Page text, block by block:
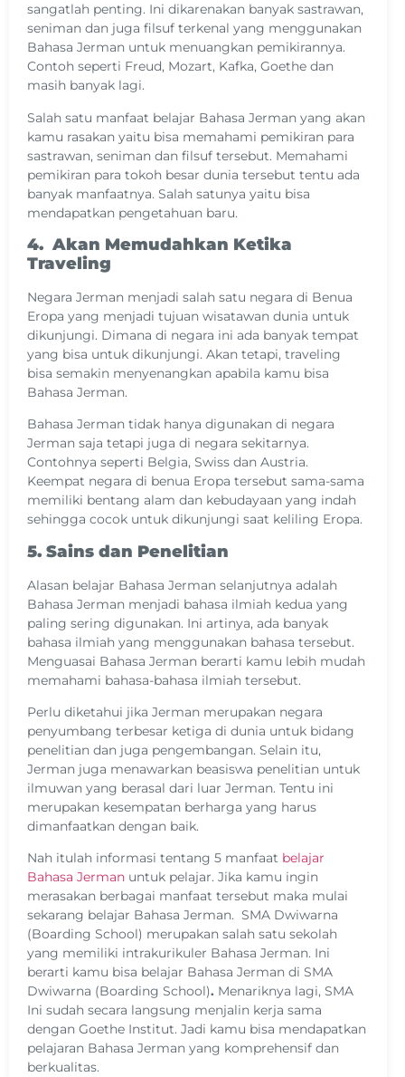
sangatlah penting. Ini dikarenakan banyak sastrawan,
seniman dan juga filsuf terkenal yang menggunakan
Bahasa Jerman untuk menuangkan pemikirannya.
Contoh seperti Freud, Mozart, Kafka, Goethe dan
masih banyak lagi.
Salah satu manfaat belajar Bahasa Jerman yang akan
kamu rasakan yaitu bisa memahami pemikiran para
sastrawan, seniman dan filsuf tersebut. Memahami
pemikiran para tokoh besar dunia tersebut tentu ada
banyak manfaatnya. Salah satunya yaitu bisa
mendapatkan pengetahuan baru.
4. Akan Memudahkan Ketika
Traveling
Negara Jerman menjadi salah satu negara di Benua
Eropa yang menjadi tujuan wisatawan dunia untuk
dikunjungi. Dimana di negara ini ada banyak tempat
yang bisa untuk dikunjungi. Akan tetapi, traveling
bisa semakin menyenangkan apabila kamu bisa
Bahasa Jerman.
Bahasa Jerman tidak hanya digunakan di negara
Jerman saja tetapi juga di negara sekitarnya.
Contohnya seperti Belgia, Swiss dan Austria.
Keempat negara di benua Eropa tersebut sama-sama
memiliki bentang alam dan kebudayaan yang indah
sehingga cocok untuk dikunjungi saat keliling Eropa.
5. Sains dan Penelitian
Alasan belajar Bahasa Jerman selanjutnya adalah
Bahasa Jerman menjadi bahasa ilmiah kedua yang
paling sering digunakan. Ini artinya, ada banyak
bahasa ilmiah yang menggunakan bahasa tersebut.
Menguasai Bahasa Jerman berarti kamu lebih mudah
memahami bahasa-bahasa ilmiah tersebut.
Perlu diketahui jika Jerman merupakan negara
penyumbang terbesar ketiga di dunia untuk bidang
penelitian dan juga pengembangan. Selain itu,
Jerman juga menawarkan beasiswa penelitian untuk
ilmuwan yang berasal dari luar Jerman. Tentu ini
merupakan kesempatan berharga yang harus
dimanfaatkan dengan baik.
Nah itulah informasi tentang 5 manfaat belajar
Bahasa Jerman untuk pelajar. Jika kamu ingin
merasakan berbagai manfaat tersebut maka mulai
sekarang belajar Bahasa Jerman. SMA Dwiwarna
(Boarding School) merupakan salah satu sekolah
yang memiliki intrakurikuler Bahasa Jerman. Ini
berarti kamu bisa belajar Bahasa Jerman di SMA
Dwiwarna (Boarding School). Menariknya lagi, SMA
Ini sudah secara langsung menjalin kerja sama
dengan Goethe Institut. Jadi kamu bisa mendapatkan
pelajaran Bahasa Jerman yang komprehensif dan
berkualitas.